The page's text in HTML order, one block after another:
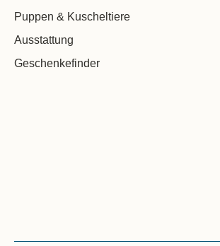
Puppen & Kuscheltiere
Ausstattung
Geschenkefinder